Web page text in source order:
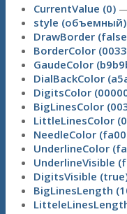
CurrentValue (0)
style (объемный)
DrawBorder
BorderColor
GaudeColor
DialBackColor
DigitsColor
BigLinesColor
LittleLinesColor
NeedleColor
UnderlineColor
UnderlineVisible
DigitsVisible
BigLinesLength